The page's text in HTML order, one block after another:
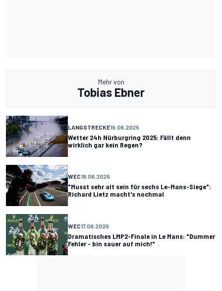
Mehr von
Tobias Ebner
LANGSTRECKE19.06.2025
Wetter 24h Nürburgring 2025: Fällt denn
wirklich gar kein Regen?
WEC18.06.2025
"Musst sehr alt sein für sechs Le-Mans-Siege":
Richard Lietz macht's nochmal
WEC17.06.2025
Dramatisches LMP2-Finale in Le Mans: "Dummer
Fehler - bin sauer auf mich!"